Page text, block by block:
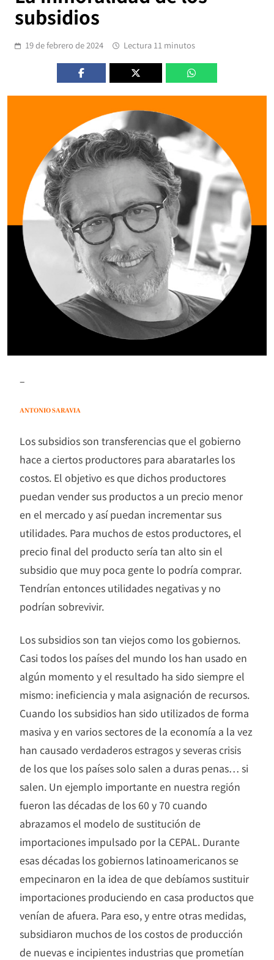
subsidios
19 de febrero de 2024 Lectura 11 minutos
–
ANTONIO SARAVIA
Los subsidios son transferencias que el gobierno
hace a ciertos productores para abaratarles los
costos. El objetivo es que dichos productores
puedan vender sus productos a un precio menor
en el mercado y así puedan incrementar sus
utilidades. Para muchos de estos productores, el
precio final del producto sería tan alto sin el
subsidio que muy poca gente lo podría comprar.
Tendrían entonces utilidades negativas y no
podrían sobrevivir.
Los subsidios son tan viejos como los gobiernos.
Casi todos los países del mundo los han usado en
algún momento y el resultado ha sido siempre el
mismo: ineficiencia y mala asignación de recursos.
Cuando los subsidios han sido utilizados de forma
masiva y en varios sectores de la economía a la vez
han causado verdaderos estragos y severas crisis
de los que los países solo salen a duras penas… si
salen. Un ejemplo importante en nuestra región
fueron las décadas de los 60 y 70 cuando
abrazamos el modelo de sustitución de
importaciones impulsado por la CEPAL. Durante
esas décadas los gobiernos latinoamericanos se
empecinaron en la idea de que debíamos sustituir
importaciones produciendo en casa productos que
venían de afuera. Para eso, y entre otras medidas,
subsidiaron muchos de los costos de producción
de nuevas e incipientes industrias que prometían